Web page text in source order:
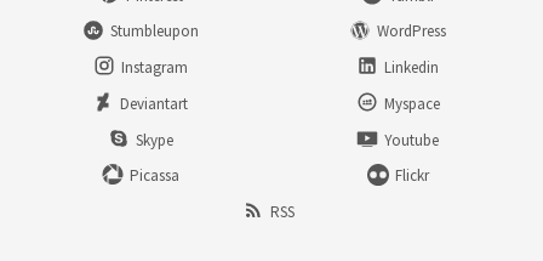
Stumbleupon
WordPress
Instagram
Linkedin
Deviantart
Myspace
Skype
Youtube
Picassa
Flickr
RSS